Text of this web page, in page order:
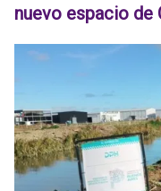
nuevo espacio de